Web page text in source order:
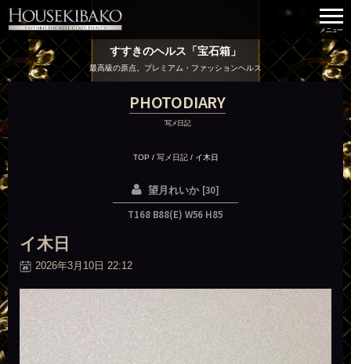
すすきのヘルス「宝石箱」
最高級の原点。プレミアム・ファッションヘルス
PHOTODIARY
写メ日記
TOP / 写メ日記/ イ木日
望月れいか [30]
T168 B88(E) W56 H85
イ木日
2026年3月10日 22:12